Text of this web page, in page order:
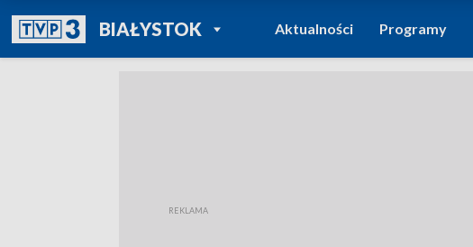
BIAŁYSTOKPOWRÓT DO
TVP REGIONY
Aktualności Programy